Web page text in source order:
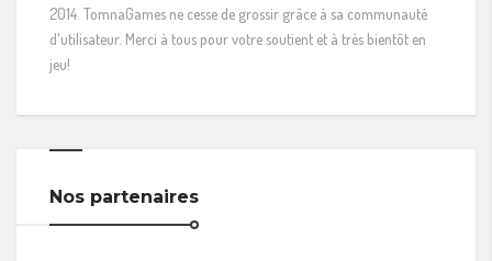
2014. TomnaGames ne cesse de grossir grâce à sa communauté
d'utilisateur. Merci à tous pour votre soutient et à très bientôt en
jeu!
Nos partenaires